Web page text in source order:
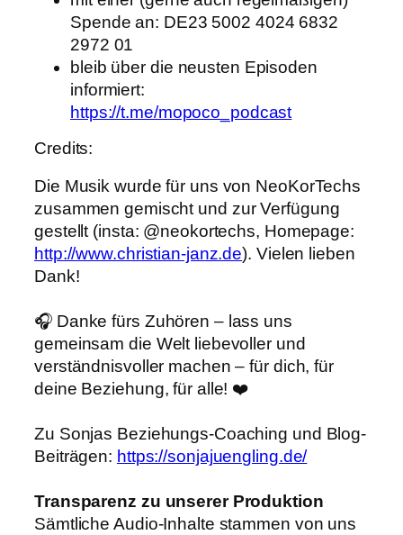
Spende an: DE23 5002 4024 6832
2972 01
bleib über die neusten Episoden
informiert:
https://t.me/mopoco_podcast
Credits:
Die Musik wurde für uns von NeoKorTechs
zusammen gemischt und zur Verfügung
gestellt (insta: @neokortechs, Homepage:
http://www.christian-janz.de). Vielen lieben
Dank!
🎧 Danke fürs Zuhören – lass uns
gemeinsam die Welt liebevoller und
verständnisvoller machen – für dich, für
deine Beziehung, für alle! ❤️
Zu Sonjas Beziehungs-Coaching und Blog-
Beiträgen: https://sonjajuengling.de/
Transparenz zu unserer Produktion
Sämtliche Audio-Inhalte stammen von uns